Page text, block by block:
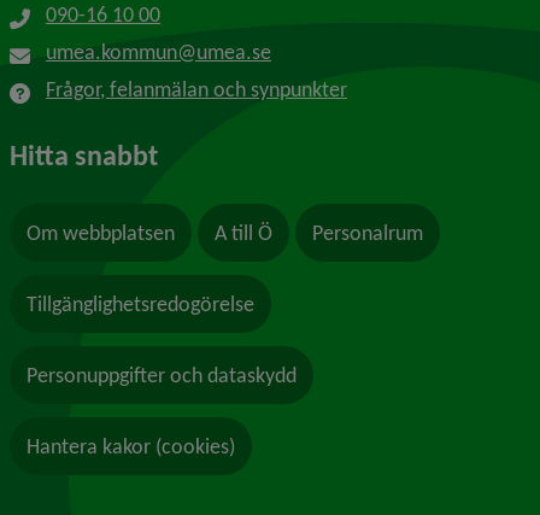
090-16 10 00
umea.kommun@umea.se
Frågor, felanmälan och synpunkter
Hitta snabbt
Om webbplatsen A till Ö Personalrum
Tillgänglighetsredogörelse
Personuppgifter och dataskydd
Hantera kakor (cookies)